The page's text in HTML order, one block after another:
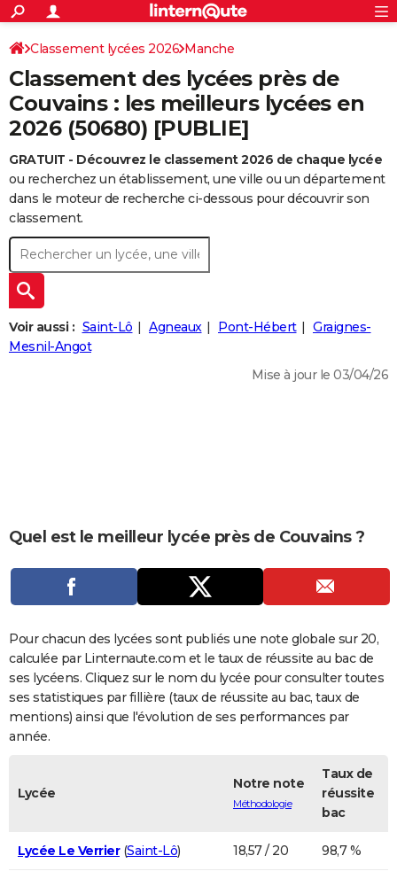
ACTUALITÉS
Politique
Société
Faits Divers
Education
Monde
Villes
+
SPORT
Coupe du monde 2026
Football
Tennis
Cyclisme
Rugby
Forum
Programme TV
TNT
Streaming
Cinéma
Sorties cinéma
Musique
+
FINANCE
Retraite
Impôts
Epargne
Immobilier
Risques naturels par ville
Banque
Assurance
Crédit
AUTO
Essais
Réserver un essai
Citadines
Berlines
SUV
Forum auto
+
HIGH-TECH
BRICOLAGE
Forum
Aménagement intérieur
Extérieur
Cuisine
Salle de bains
Jardinage
Rangement
+WEEK-END
Guides de France
Escapades
Patrimoine
Expositions
Musées
Week-end nature
+
LIFESTYLE
Art de vivre
Bien-être
Loisirs
Mode
Modes de vie
+SANTE
Dictionnaire
Biographies
Expressions
Proverbes
PROGRAMME TV
COPAINS D'AVANT
S'inscrire
Se connecter
Lycées
Collèges
Primaires
Universités
Entreprises
Service militaire
Avis de recherche
AVIS DE DÉCÈS
FORUM
Bricolage
Lifestyle
Culture
Sport
Auto
Television
Voyage
Cinema
S'inscrire
Connexion
Classement lycées 2026 Manche
Classement des lycées près de
Couvains : les meilleurs lycées en
2026 (50680) [PUBLIE]
GRATUIT - Découvrez le classement 2026 de chaque lycée
ou recherchez un établissement, une ville ou un département
dans le moteur de recherche ci-dessous pour découvrir son
classement.
Voir aussi : Saint-Lô Agneaux Pont-Hébert
Graignes-
Mesnil-Angot
Mise à jour le 03/04/26
Quel est le meilleur lycée près de Couvains ?
Pour chacun des lycées sont publiés une note globale sur 20,
calculée par Linternaute.com et le taux de réussite au bac de
ses lycéens. Cliquez sur le nom du lycée pour consulter toutes
ses statistiques par fillière (taux de réussite au bac, taux de
mentions) ainsi que l'évolution de ses performances par
année.
Lycée
Notre note
Méthodologie
Taux de
réussite
bac
Lycée Le Verrier(Saint-Lô) 18,57 / 20 98,7 %